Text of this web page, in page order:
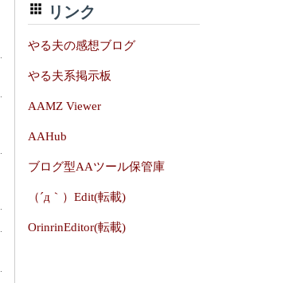
リンク
やる夫の感想ブログ
やる夫系掲示板
AAMZ Viewer
AAHub
ブログ型AAツール保管庫
（´д｀）Edit(転載)
OrinrinEditor(転載)